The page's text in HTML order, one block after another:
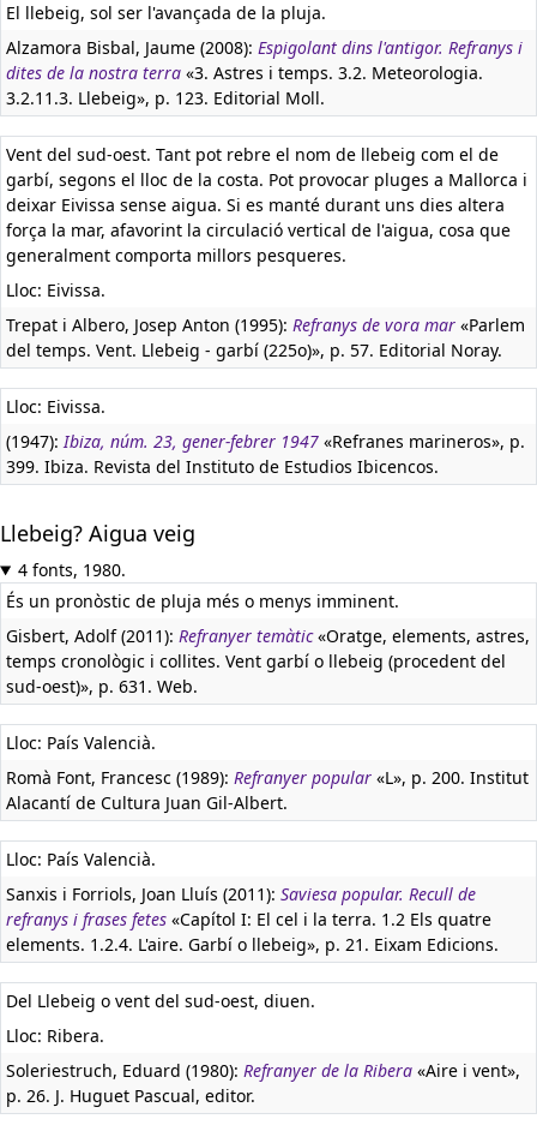
El llebeig, sol ser l'avançada de la pluja.
Alzamora Bisbal, Jaume (2008): Espigolant dins l'antigor. Refranys i
dites de la nostra terra «3. Astres i temps. 3.2. Meteorologia.
3.2.11.3. Llebeig», p. 123. Editorial Moll.
Vent del sud-oest. Tant pot rebre el nom de llebeig com el de
garbí, segons el lloc de la costa. Pot provocar pluges a Mallorca i
deixar Eivissa sense aigua. Si es manté durant uns dies altera
força la mar, afavorint la circulació vertical de l'aigua, cosa que
generalment comporta millors pesqueres.
Lloc: Eivissa.
Trepat i Albero, Josep Anton (1995): Refranys de vora mar «Parlem
del temps. Vent. Llebeig - garbí (225o)», p. 57. Editorial Noray.
Lloc: Eivissa.
(1947):Ibiza, núm. 23, gener-febrer 1947 «Refranes marineros», p.
399. Ibiza. Revista del Instituto de Estudios Ibicencos.
Llebeig? Aigua veig
4 fonts, 1980.
És un pronòstic de pluja més o menys imminent.
Gisbert, Adolf (2011): Refranyer temàtic«Oratge, elements, astres,
temps cronològic i collites. Vent garbí o llebeig (procedent del
sud-oest)», p. 631. Web.
Lloc: País Valencià.
Romà Font, Francesc (1989): Refranyer popular «L», p. 200. Institut
Alacantí de Cultura Juan Gil-Albert.
Lloc: País Valencià.
Sanxis i Forriols, Joan Lluís (2011): Saviesa popular. Recull de
refranys i frases fetes «Capítol I: El cel i la terra. 1.2 Els quatre
elements. 1.2.4. L'aire. Garbí o llebeig», p. 21. Eixam Edicions.
Del Llebeig o vent del sud-oest, diuen.
Lloc: Ribera.
Soleriestruch, Eduard (1980): Refranyer de la Ribera «Aire i vent»,
p. 26. J. Huguet Pascual, editor.